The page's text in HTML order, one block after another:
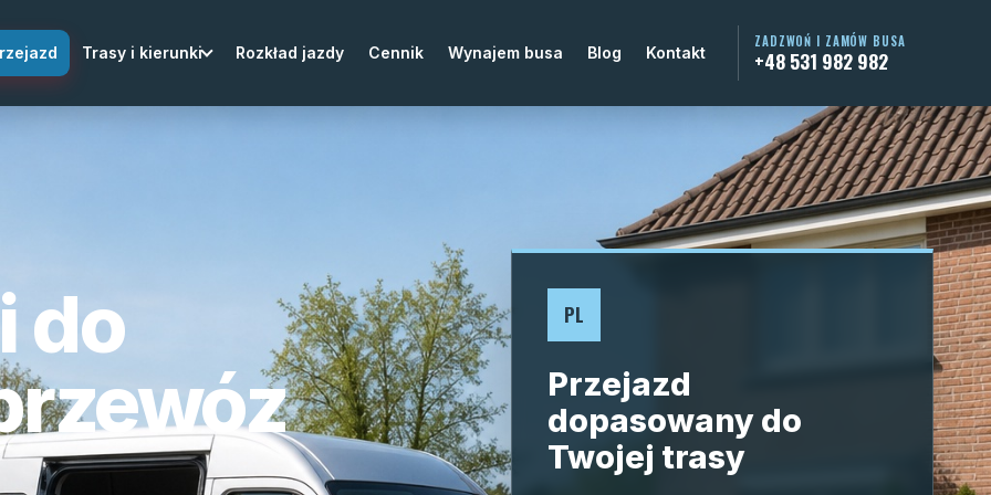
Trasy i kierunki Rozkład jazdy Cennik Wynajem busa Blog Kontakt
ZADZWOŃ I ZAMÓW BUSA
+48 531 982 982
do
PL
Przejazd
dopasowany do
Twojej trasy